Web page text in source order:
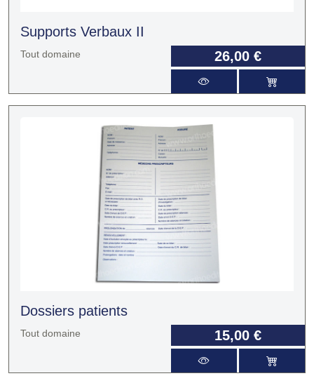
Supports Verbaux II
Tout domaine 26,00 €
Dossiers patients
Tout domaine 15,00 €